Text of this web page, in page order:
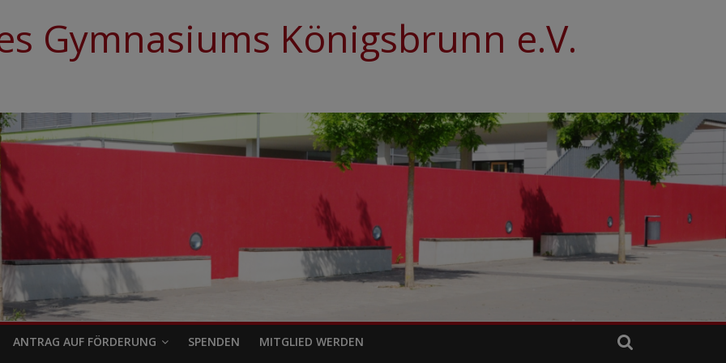
Gymnasiums Königsbrunn e.V.
ANTRAG AUF FÖRDERUNG SPENDEN MITGLIED WERDEN